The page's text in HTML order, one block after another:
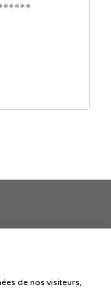
de nos visiteurs,